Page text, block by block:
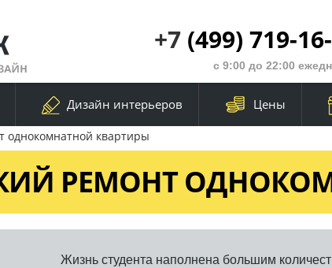
+7(499) 719-
с 9:00 до 22:00
Дизайн интерьеров Цены
однокомнатной квартиры
РЕМОНТ
Жизнь студента наполнена большим